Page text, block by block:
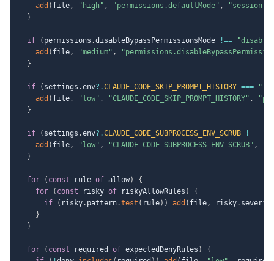
add ( file, "high" , "permissions.defaultMode" ,
"session
}
if ( permissions .disableBypassPermissionsMode !==
add ( file, "medium" ,
}
if ( settings .env?.CLAUDE_CODE_SKIP_PROMPT_HISTORY === "1"
add ( file, "low" , "CLAUDE_CODE_SKIP_PROMPT_HISTORY" ,
}
if ( settings .env?.CLAUDE_CODE_SUBPROCESS_ENV_SCRUB !==
add ( file, "low" , "CLAUDE_CODE_SUBPROCESS_ENV_SCRUB" ,
}
for ( const rule of allow)
{
for
( const risky of riskyAllowRules )
{
if
( risky. pattern.test ( rule) ) add ( file, risky.
}
}
for ( const required of expectedDenyRules )
{